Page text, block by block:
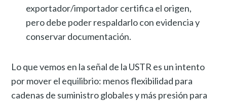
exportador/importador certifica el origen,
pero debe poder respaldarlo con evidencia y
conservar documentación.
Lo que vemos en la señal de la USTR es un intento
por mover el equilibrio: menos flexibilidad para
cadenas de suministro globales y más presión para